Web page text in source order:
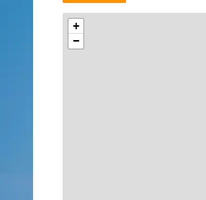
+
−